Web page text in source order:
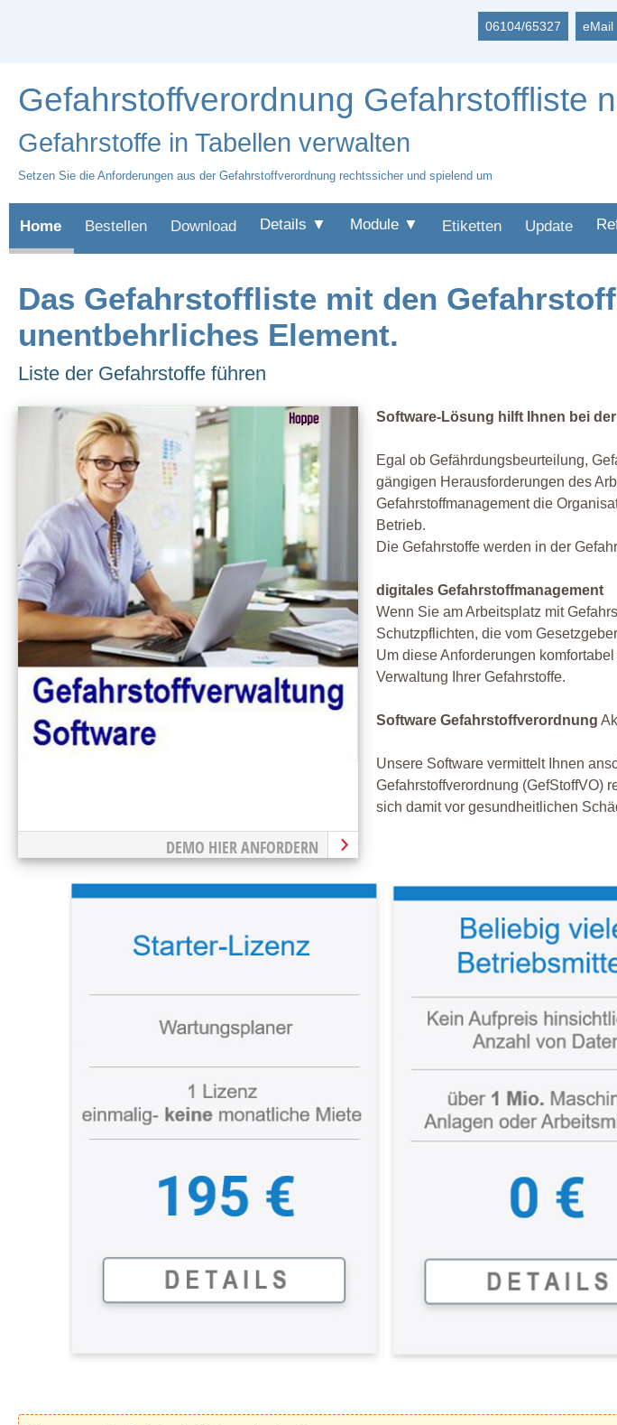
06104/65327 eMail
Gefahrstoffverordnung Gefahrstoffliste
Gefahrstoffe in Tabellen verwalten
Setzen Sie die Anforderungen aus der Gefahrstoffverordnung rechtssicher und spielend um
Home Bestellen Download Details ▼ Module ▼ Etiketten Update
Das Gefahrstoffliste mit den
unentbehrliches Element.
Liste der Gefahrstoffe führen
DEMO HIER ANFORDERN
Software-Lösung hilft Ihnen bei
Egal ob Gefährdungsbeurteilung,
gängigen Herausforderungen des
Gefahrstoffmanagement die
Betrieb.
Die Gefahrstoffe werden in der
digitales Gefahrstoffmanagement
Wenn Sie am Arbeitsplatz mit
Schutzpflichten, die vom
Um diese Anforderungen
Verwaltung Ihrer Gefahrstoffe.
Software Gefahrstoffverordnung
Unsere Software vermittelt Ihnen
Gefahrstoffverordnung (GefStoffVO)
sich damit vor gesundheitlichen